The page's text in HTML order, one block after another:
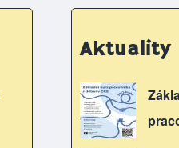
Aktuality